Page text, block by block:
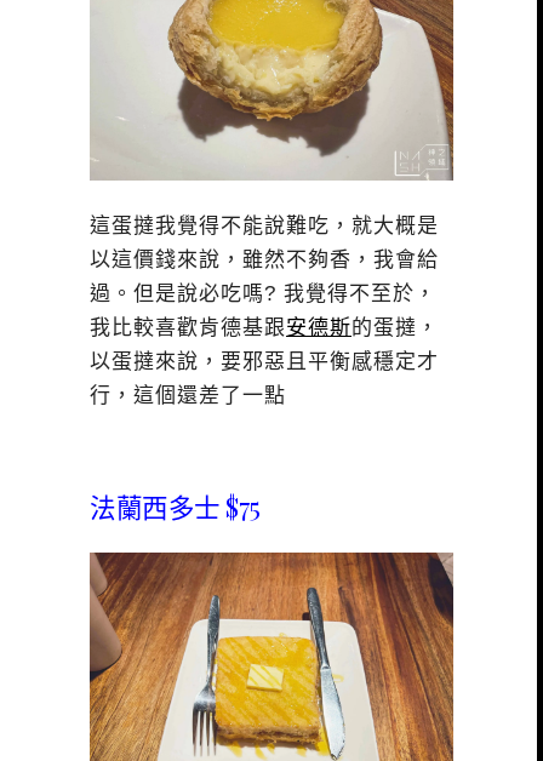
這蛋撻我覺得不能說難吃，就大概是
以這價錢來說，雖然不夠香，我會給
過。但是說必吃嗎? 我覺得不至於，
我比較喜歡肯德基跟安德斯的蛋撻，
以蛋撻來說，要邪惡且平衡感穩定才
行，這個還差了一點
法蘭西多士 $75